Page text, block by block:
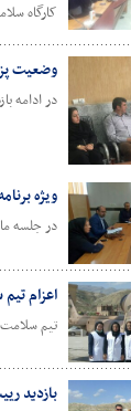
کارگاه
وضعیت
در ادامه
ویژه
در جلسه
اعزام
تیم سلامت
بازدید